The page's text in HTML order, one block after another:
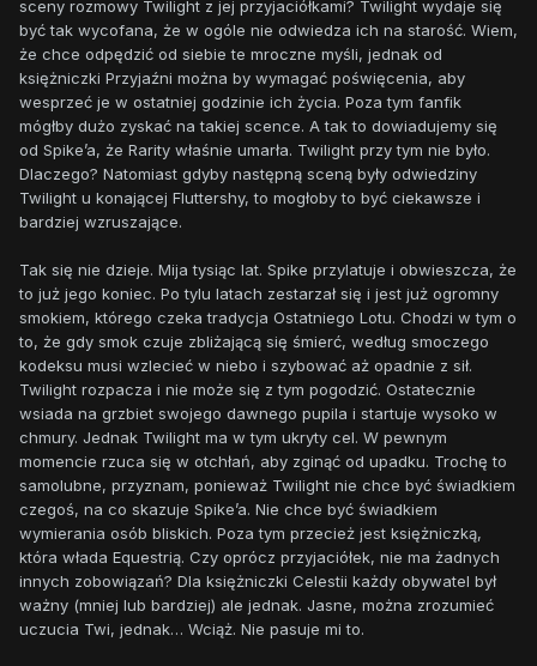
sceny rozmowy Twilight z jej przyjaciółkami? Twilight wydaje się
być tak wycofana, że w ogóle nie odwiedza ich na starość. Wiem,
że chce odpędzić od siebie te mroczne myśli, jednak od
księżniczki Przyjaźni można by wymagać poświęcenia, aby
wesprzeć je w ostatniej godzinie ich życia. Poza tym fanfik
mógłby dużo zyskać na takiej scence. A tak to dowiadujemy się
od Spike’a, że Rarity właśnie umarła. Twilight przy tym nie było.
Dlaczego? Natomiast gdyby następną sceną były odwiedziny
Twilight u konającej Fluttershy, to mogłoby to być ciekawsze i
bardziej wzruszające.
Tak się nie dzieje. Mija tysiąc lat. Spike przylatuje i obwieszcza, że
to już jego koniec. Po tylu latach zestarzał się i jest już ogromny
smokiem, którego czeka tradycja Ostatniego Lotu. Chodzi w tym o
to, że gdy smok czuje zbliżającą się śmierć, według smoczego
kodeksu musi wzlecieć w niebo i szybować aż opadnie z sił.
Twilight rozpacza i nie może się z tym pogodzić. Ostatecznie
wsiada na grzbiet swojego dawnego pupila i startuje wysoko w
chmury. Jednak Twilight ma w tym ukryty cel. W pewnym
momencie rzuca się w otchłań, aby zginąć od upadku. Trochę to
samolubne, przyznam, ponieważ Twilight nie chce być świadkiem
czegoś, na co skazuje Spike’a. Nie chce być świadkiem
wymierania osób bliskich. Poza tym przecież jest księżniczką,
która włada Equestrią. Czy oprócz przyjaciółek, nie ma żadnych
innych zobowiązań? Dla księżniczki Celestii każdy obywatel był
ważny (mniej lub bardziej) ale jednak. Jasne, można zrozumieć
uczucia Twi, jednak… Wciąż. Nie pasuje mi to.